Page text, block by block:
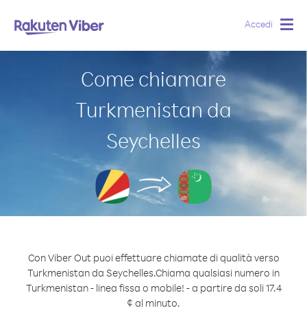
Accedi
Come chiamare
Turkmenistan da
Seychelles
Con Viber Out puoi effettuare chiamate di qualità verso
Turkmenistan da Seychelles.Chiama qualsiasi numero in
Turkmenistan - linea fissa o mobile! - a partire da soli 17.4
¢ al minuto.